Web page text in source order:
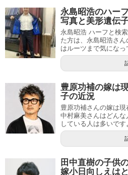
永島昭浩のハー
写真と美形遺伝
永島昭浩 ハーフと検
た方は、永島昭浩さ
はルーツまで気にな
豊原功補の嫁は
子の近況
豊原功補さんの嫁は
中村麻美さんはどん
している人は多いで
田中直樹の子供
嫁小日向しえは